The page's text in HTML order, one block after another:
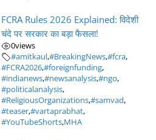
FCRA Rules 2026 Explained: विदेशी
चंदे पर सरकार का बड़ा फैसला!
0views
#amitkaul,#BreakingNews,#fcra,
#FCRA2026,#foreignfunding,
#indianews,#newsanalysis,#ngo,
#politicalanalysis,
#ReligiousOrganizations,#samvad,
#teaser,#vartaprabhat,
#YouTubeShorts,MHA